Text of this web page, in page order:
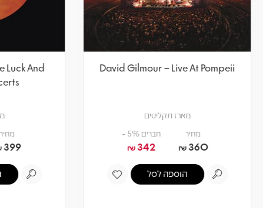
David Gilmour – The Luck And
מארז תקליטים
מחיר
₪
חברים 5% -
379.05
הוספה לסל